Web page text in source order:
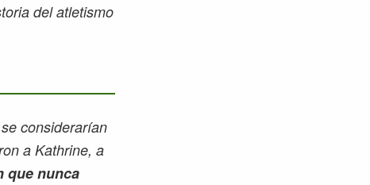
del atletismo
considerarían
a Kathrine, a
que nunca